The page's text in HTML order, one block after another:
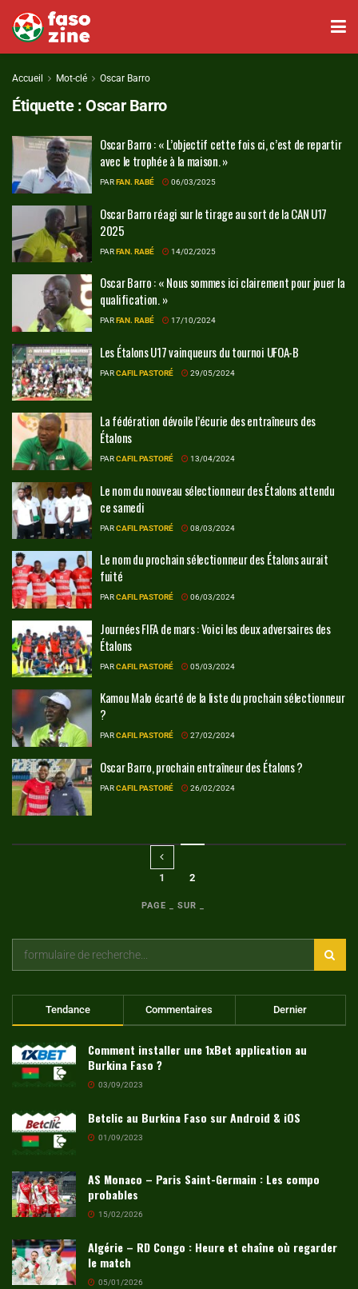
Accueil Mot-clé Oscar Barro
Étiquette :Oscar Barro
Oscar Barro : « L’objectif cette fois ci, c’est de repartir
avec le trophée à la maison. »
PARFAN. RABÉ 06/03/2025
Oscar Barro réagi sur le tirage au sort de la CAN U17
2025
PARFAN. RABÉ 14/02/2025
Oscar Barro : « Nous sommes ici clairement pour jouer la
qualification. »
PARFAN. RABÉ 17/10/2024
Les Étalons U17 vainqueurs du tournoi UFOA-B
PARCAFIL PASTORÉ 29/05/2024
La fédération dévoile l’écurie des entraîneurs des
Étalons
PARCAFIL PASTORÉ 13/04/2024
Le nom du nouveau sélectionneur des Étalons attendu
ce samedi
PARCAFIL PASTORÉ 08/03/2024
Le nom du prochain sélectionneur des Étalons aurait
fuité
PARCAFIL PASTORÉ 06/03/2024
Journées FIFA de mars : Voici les deux adversaires des
Étalons
PARCAFIL PASTORÉ 05/03/2024
Kamou Malo écarté de la liste du prochain sélectionneur
?
PARCAFIL PASTORÉ 27/02/2024
Oscar Barro, prochain entraîneur des Étalons ?
PARCAFIL PASTORÉ 26/02/2024
PAGE _ SUR _
1 2
Tendance Commentaires Dernier
Comment installer une 1xBet application au
Burkina Faso ?
03/09/2023
Betclic au Burkina Faso sur Android & iOS
01/09/2023
AS Monaco – Paris Saint-Germain : Les compo
probables
15/02/2026
Algérie – RD Congo : Heure et chaîne où regarder
le match
05/01/2026